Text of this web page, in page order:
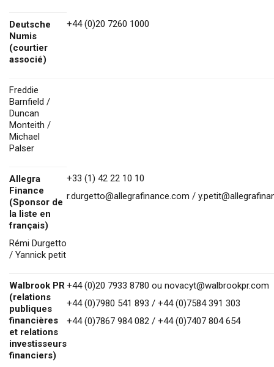
Deutsche
Numis
(courtier
associé)
+44 (0)20 7260 1000
Freddie
Barnfield /
Duncan
Monteith /
Michael
Palser
Allegra
Finance
(Sponsor de
la liste en
français)
Rémi Durgetto
/ Yannick petit
+33 (1) 42 22 10 10
r.durgetto@allegrafinance.com /
Walbrook PR
(relations
publiques
financières
et relations
investisseurs
financiers)
+44 (0)20 7933 8780 ou novacyt@walbrookpr.com
+44 (0)7980 541 893 / +44 (0)7584 391 303
+44 (0)7867 984 082 / +44 (0)7407 804 654